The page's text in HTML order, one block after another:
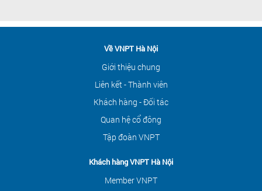
Về VNPT Hà Nội
Giới thiệu chung
Liên kết - Thành viên
Khách hàng - Đối tác
Quan hệ cổ đông
Tập đoàn VNPT
Khách hàng VNPT Hà Nội
Member VNPT